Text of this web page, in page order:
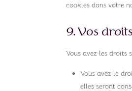
cookies dans votre
9. Vos
Vous avez les droits
Vous avez le
elles seront